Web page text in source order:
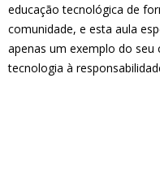
educação tecnológica de
comunidade, e esta aula
apenas um exemplo do
tecnologia à